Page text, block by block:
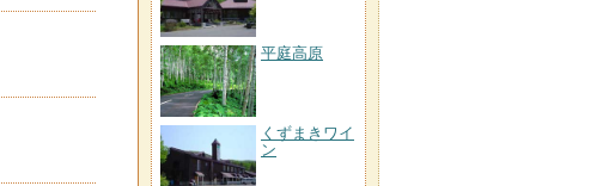
平庭高原
くずまきワイ
ン